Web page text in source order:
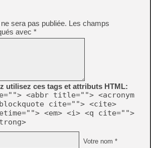
sera pas publiée. Les champs
avec *
utilisez ces tags et attributs HTML:
<abbr title=""> <acronym
cite=""> <cite>
<em> <i> <q cite="">
Votre nom *